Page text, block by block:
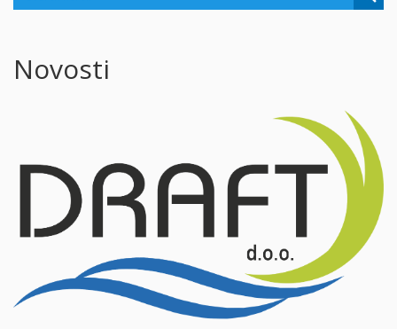
Novosti